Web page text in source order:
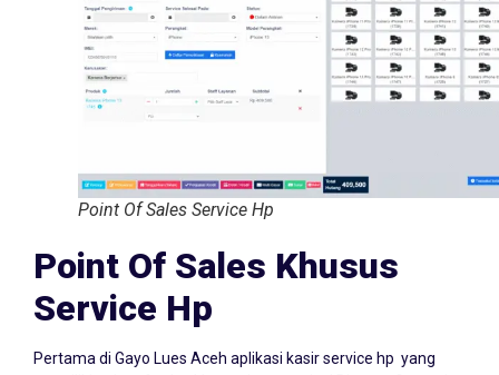
Point Of Sales Service Hp
Point Of Sales Khusus
Service Hp